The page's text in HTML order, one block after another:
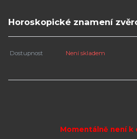
Horoskopické znamení
Dostupnost Není skladem
Momentálně není k